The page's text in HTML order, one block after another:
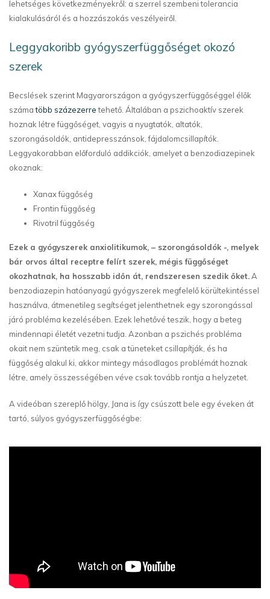
lehetséges következményekről: a szerrel szembeni tolerancia
kialakulásáról és a hozzászokás veszélyeiről.
Leggyakoribb gyógyszerfüggőséget okozó
szerek
Becslések szerint Magyarországon a gyógyszerfüggőséggel élők
számatöbb százezerretehető. Általában a pszichoaktív szerek
hoznak létre függőséget, vagyis a nyugtatók, altatók,
szorongásoldók, antidepresszánsok, fájdalomcsillapítók.
Leggyakorabban előforduló addikciók, amelyet a benzodiazepinek
okoznak:
Xanax függőség
Frontin függőség
Rivotril függőség
Ezek a gyógyszerek anxiolitikumok, – szorongásoldók -, melyek
bár orvos által receptre felírt szerek, mégis függőséget
okozhatnak, ha hosszabb időn át, rendszeresen szedik őket.A
benzodiazepin hatóanyagú gyógyszerek megfelelő körültekintéssel
használva, átmenetileg segítséget jelenthetnek egy szorongással
járó probléma kezelésében. Ezek lehetővé teszik, hogy a beteg
mindennapi életét vezetni tudja. Azonban a pszichés probléma
okait nem szüntetik meg, csak a tüneteket csillapítják, és ha
függőség alakul ki, akkor mintegy másodlagos problémát hoznak
létre, amely összességében véve csak tovább rontja a helyzetet.
A videóban szereplő hölgy, Jana is így csúszott bele egy éveken át
tartó, súlyos gyógyszerfüggőségbe: